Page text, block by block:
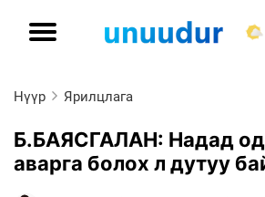
Нүүр Ярилцлага
Б.БАЯСГАЛАН: Надад
аварга болох л дутуу